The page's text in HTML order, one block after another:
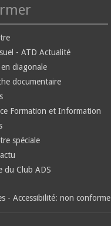
- ATD Actualité
diagonale
documentaire
Formation et Information
spéciale
du Club ADS
- Accessibilité: non conforme